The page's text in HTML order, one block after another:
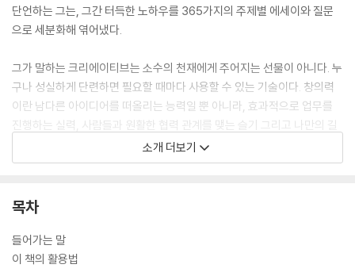
단언하는 그는, 그간 터득한 노하우를 365가지의 주제별 에세이와 질문
으로 세분화해 엮어냈다.
그가 말하는 크리에이티브는 소수의 천재에게 주어지는 선물이 아니다. 누
구나 성실하게 단련하면 필요할 때마다 사용할 수 있는 기술이다. 창의력
이란 남다른 아이디어를 떠올리는 능력일 뿐 아니라, 효과적으로 업무를
진행하는 실력, 사람들과 원활한 협력 관계를 맺는 슬기 그리고 나만의 길
을 찾고 견지해내는 지혜다. 즉, 우리가 마주하는 모든 상황에서 가치를 창
출해내는 문제 해결 능력인 것이다.
저자는 효율적인 훈련을 위해 매일 가뿐히 소화할 수 있는 한 페이지의 글
가는 읽을수록 드러난다. 하루하루 쌓인 통찰과 지침이 1년을 바꿀 뿐 아니
라, 다시 읽을 때도 성장한 당신에 걸맞게 또 다른 변화를 불러일으킬 것이
소개 더보기
목차
들어가는 말
이 책의 활용법